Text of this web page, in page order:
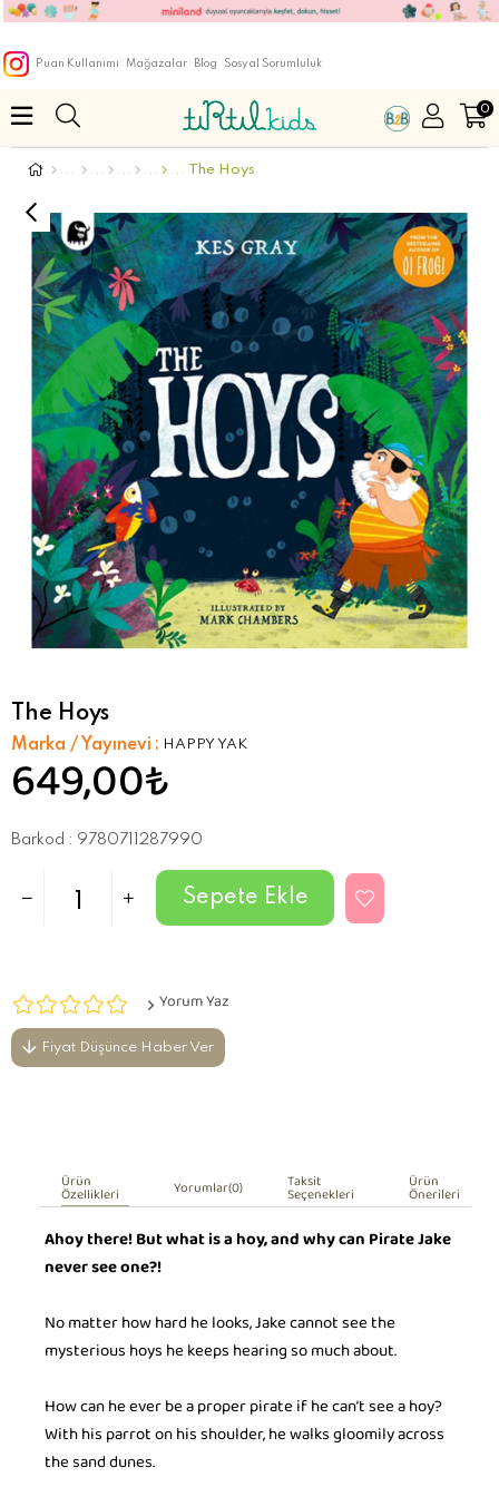
Puan Kullanımı Mağazalar Blog Sosyal Sorumluluk
0
The Hoys
The Hoys
Marka / Yayınevi : HAPPY YAK
649,00₺
Barkod : 9780711287990
Yorum Yaz
Fiyat Düşünce Haber Ver
Ürün
Özellikleri Yorumlar(0) Taksit
Seçenekleri Ürün
Önerileri
Ahoy there! But what is a hoy, and why can Pirate Jake
never see one?!
No matter how hard he looks, Jake cannot see the
mysterious hoys he keeps hearing so much about.
How can he ever be a proper pirate if he can’t see a hoy?
With his parrot on his shoulder, he walks gloomily across
the sand dunes.